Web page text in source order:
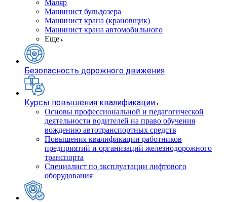
Маляр
Машинист бульдозера
Машинист крана (крановщик)
Машинист крана автомобильного
Еще
Безопасность дорожного движения
Курсы повышения квалификации
Основы профессиональной и педагогической
деятельности водителей на право обучения
вождению автотранспортных средств
Повышения квалификации работников
предприятий и организаций железнодорожного
транспорта
Специалист по эксплуатации лифтового
оборудования